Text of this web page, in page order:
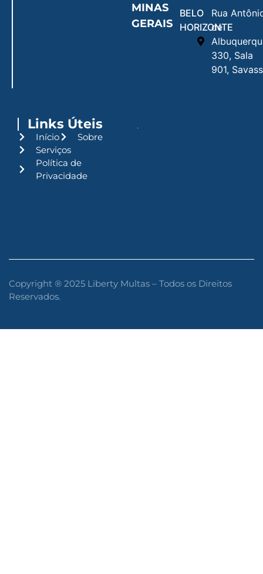
MINAS
GERAIS
BELO
HORIZONTE
Rua
de
330, Sala
901,
Links Úteis
Início
Sobre
Serviços
Política de
Privacidade
Copyright ® 2025 Liberty Multas – Todos os Direitos
Reservados.